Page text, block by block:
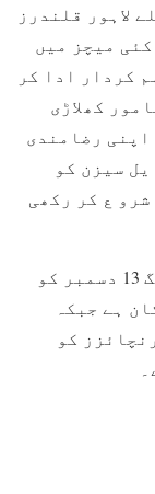
لاہور قلندرز
میچز میں
کردار ادا کر
کھلاڑی
رضامندی
سیزن کو
ع کر رکھی
خیال رہے کہ پی ایس ایل 9 کی ڈرافٹنگ 13 دسمبر کو
ہے جبکہ
کو